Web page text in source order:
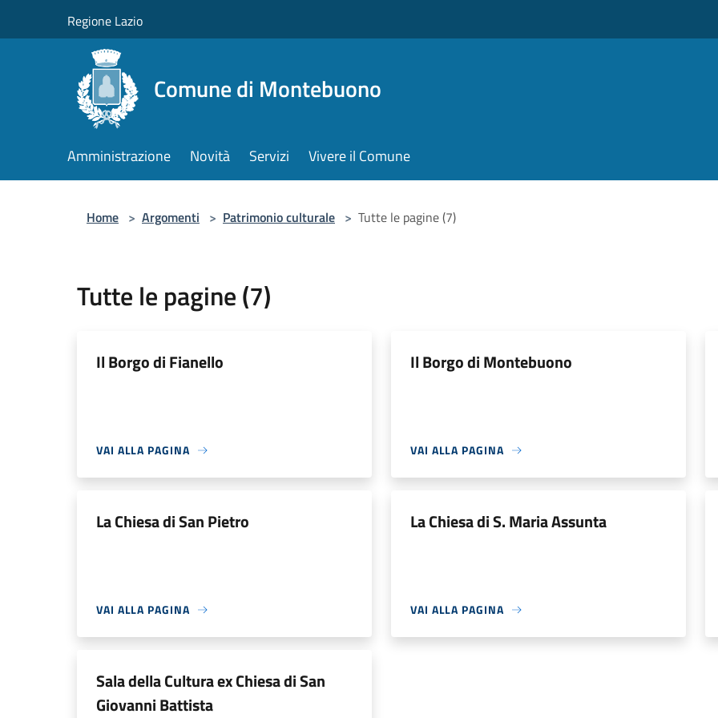
Regione Lazio
Comune di Montebuono
Amministrazione Novità Servizi Vivere il Comune
Home > Argomenti > Patrimonio culturale > Tutte le pagine (7)
Tutte le pagine (7)
Il Borgo di Fianello
VAI ALLA PAGINA
Il Borgo di Montebuono
VAI ALLA PAGINA
La Chiesa di San Pietro
VAI ALLA PAGINA
La Chiesa di S. Maria Assunta
VAI ALLA PAGINA
Sala della Cultura ex Chiesa di San
Giovanni Battista